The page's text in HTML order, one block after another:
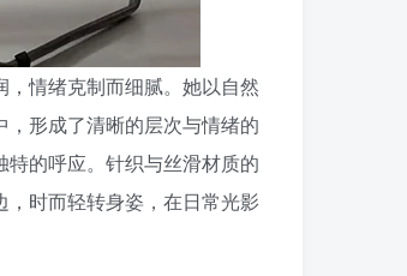
情绪克制而细腻。她以自然
形成了清晰的层次与情绪的
的呼应。针织与丝滑材质的
时而轻转身姿，在日常光影